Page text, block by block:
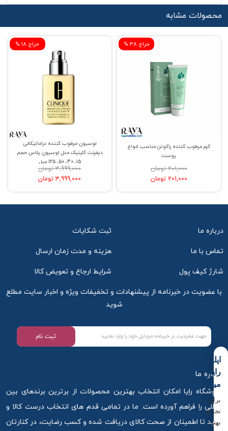
محصولات مشابه
% حراج 18
لوسیون مرطوب کننده دراماتیکالی
دیفرنت کلینیک مدل لوسیون پلاس حجم
15، 30، 50، 125 میل
3,999,000 تومان
3,999,000 تومان
% حراج 38
کرم مرطوب کننده راکوتن مناسب انواع
پوست
201,000 تومان
201,000 تومان
درباره ما ثبت شکایات
تماس با ما هزینه و مدت زمان ارسال
شارژ کیف پول شرایط ارجاع و تعویض کالا
با عضویت در خبرنامه از پیشنهادات و تخفیفات ویژه و اخبار سایت مطلع
شوید
ثبت نام
درباره ما
فروشگاه رایا امکان انتخاب بهترین محصولات از برترین برندهای بین
المللی را فراهم آورده است. ما در تمامی قدم های انتخاب درست کالا و
خرید تا اطمینان از صحت کالای دریافت شده و کسب رضایت، در کنارتان
اپلیکیشن
رایا
میکاپ
برای
تجربه
بهتر